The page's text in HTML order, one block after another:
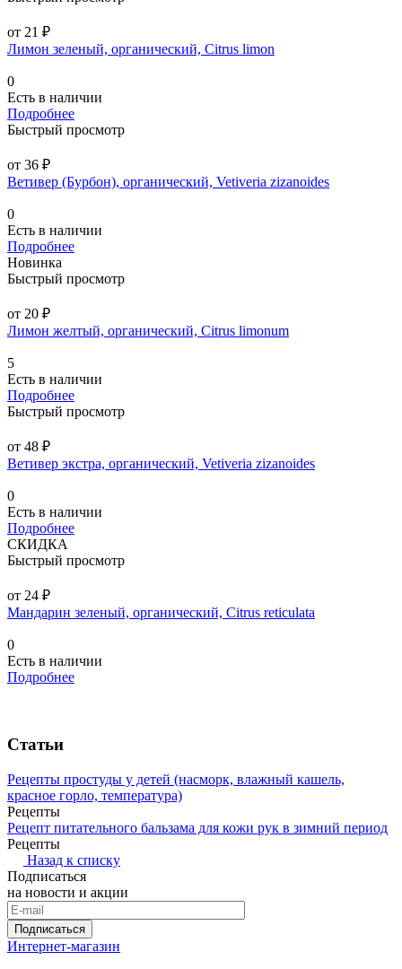
от 21 ₽
Лимон зеленый, органический, Citrus limon
0
Есть в наличии
Подробнее
Быстрый просмотр
от 36 ₽
Ветивер (Бурбон), органический, Vetiveria zizanoides
0
Есть в наличии
Подробнее
Новинка
Быстрый просмотр
от 20 ₽
Лимон желтый, органический, Citrus limonum
5
Есть в наличии
Подробнее
Быстрый просмотр
от 48 ₽
Ветивер экстра, органический, Vetiveria zizanoides
0
Есть в наличии
Подробнее
СКИДКА
Быстрый просмотр
от 24 ₽
Мандарин зеленый, органический, Citrus reticulata
0
Есть в наличии
Подробнее
Статьи
Рецепты простуды у детей (насморк, влажный кашель,
красное горло, температура)
Рецепты
Рецепт питательного бальзама для кожи рук в зимний период
Рецепты
Назад к списку
Подписаться
на новости и акции
Подписаться
Интернет-магазин